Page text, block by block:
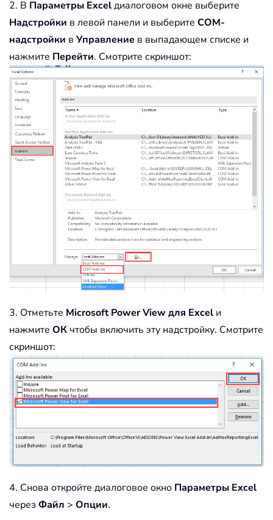
2. В Параметры Excelдиалоговом окне выберите
Надстройки в левой панели и выберите COM-
надстройки в Управление в выпадающем списке и
нажмите Перейти. Смотрите скриншот:
3. Отметьте Microsoft Power Viewдля Excel и
нажмите ОК чтобы включить эту надстройку. Смотрите
скриншот:
4. Снова откройте диалоговое окно Параметры Excel
черезФайл > Опции.